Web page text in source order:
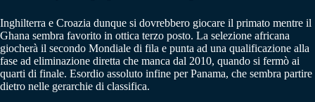
Inghilterra e Croazia dunque si dovrebbero giocare il primato mentre il
Ghana sembra favorito in ottica terzo posto. La selezione africana
giocherà il secondo Mondiale di fila e punta ad una qualificazione alla
fase ad eliminazione diretta che manca dal 2010, quando si fermò ai
quarti di finale. Esordio assoluto infine per Panama, che sembra partire
dietro nelle gerarchie di classifica.